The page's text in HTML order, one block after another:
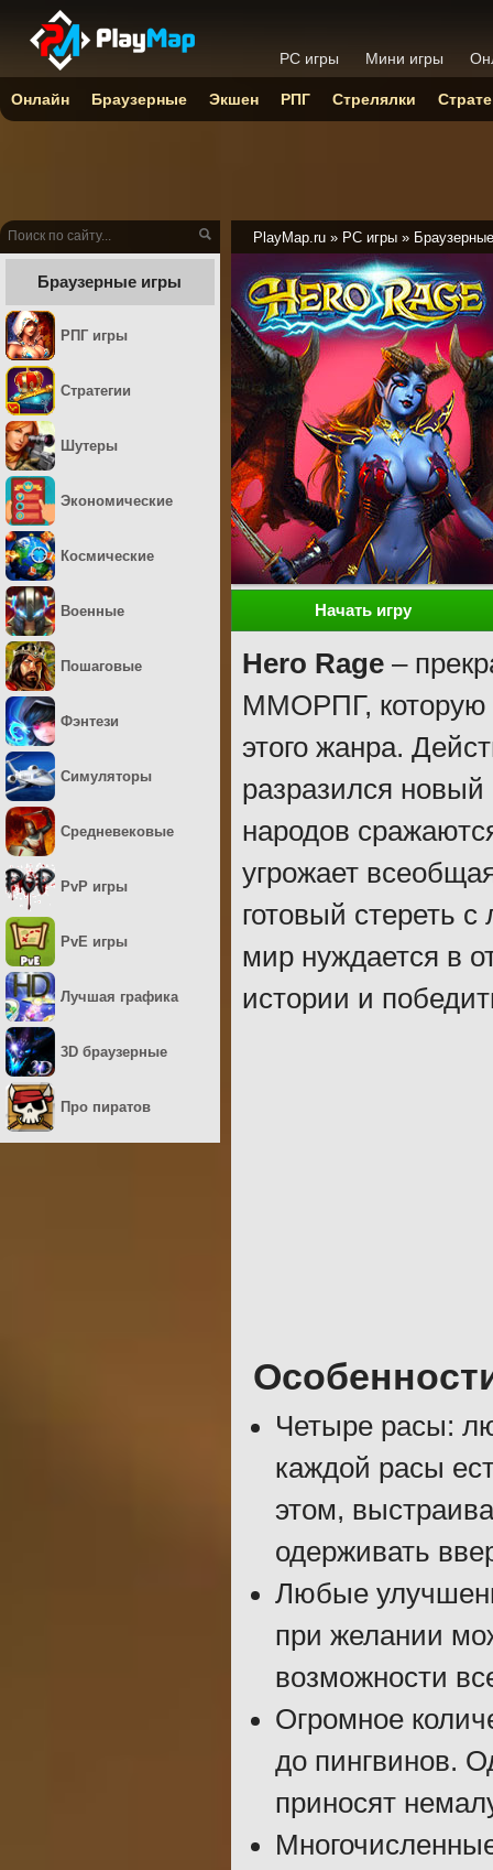
PlayMap.ru » PC игры » Браузерные
Начать игру
Hero Rage –
ММОРПГ, которую
этого жанра.
разразился
народов
угрожает
готовый стереть
мир нуждается в
истории и
Четыре расы:
каждой расы
этом,
одерживать
Любые
при желании
возможности
Огромное
до пингвинов.
приносят
Браузерные игры
РПГ игры
Стратегии
Шутеры
Экономические
Космические
Военные
Пошаговые
Фэнтези
Симуляторы
Средневековые
PvP игры
PvE игры
Лучшая графика
3D браузерные
Про пиратов
PC игры Мини игры
Онлайн Браузерные Экшен РПГ Стрелялки